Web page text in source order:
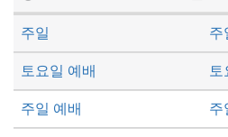
토요일 예배 토
주일 예배 주
주일 주